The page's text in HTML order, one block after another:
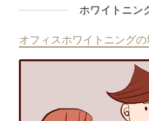
ホワイトニン
オフィスホワイトニングの